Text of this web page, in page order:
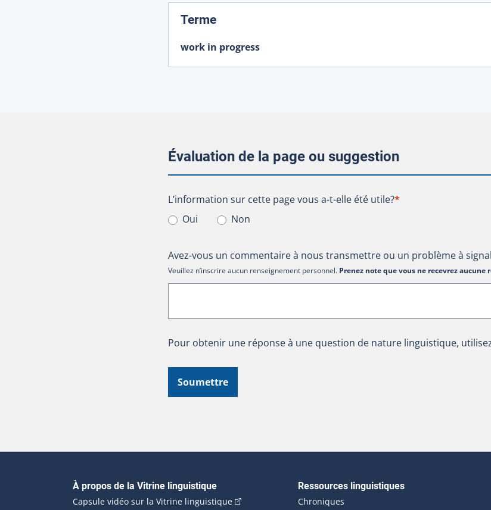
Terme:
work in progress
Évaluation de la page ou suggestion
L’information sur cette page vous a-t-elle été utile?
L’information sur cette page vous a-t-elle été utile?*
Oui
Non
Avez-vous un commentaire à nous transmettre ou un problème à
Veuillez n’inscrire aucun renseignement personnel. Prenez note que vous ne recevrez aucune
Pour obtenir une réponse à une question de nature linguistique,
Soumettre
Navigation principale
À propos de la Vitrine linguistique
Capsule vidéo sur la Vitrine linguistique(Cet hyperlien externe s'ouvrira dans une nouvelle fenêtre.)
Ressources linguistiques
Chroniques